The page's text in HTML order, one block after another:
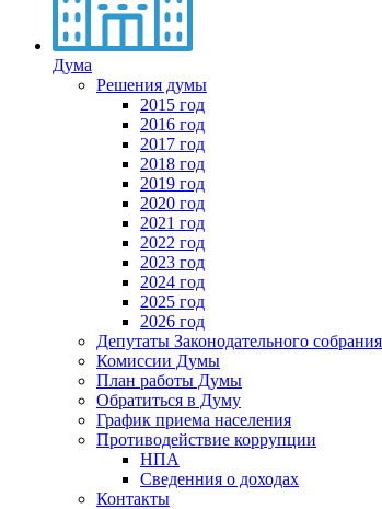
Дума
Решения думы
2015 год
2016 год
2017 год
2018 год
2019 год
2020 год
2021 год
2022 год
2023 год
2024 год
2025 год
2026 год
Депутаты Законодательного собрания
Комиссии Думы
План работы Думы
Обратиться в Думу
График приема населения
Противодействие коррупции
НПА
Сведенния о доходах
Контакты